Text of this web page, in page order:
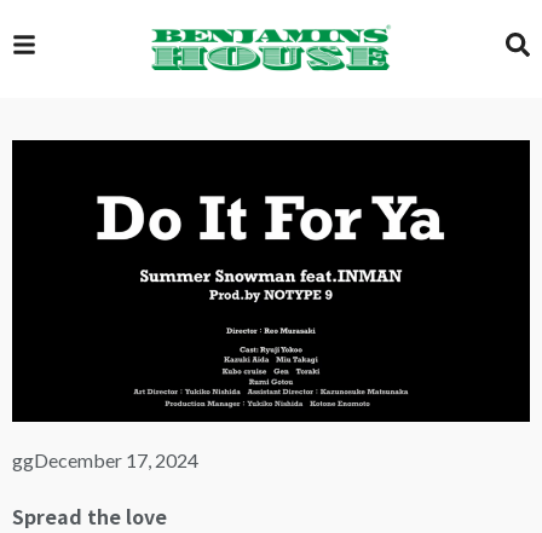
EXCLUSIVE
GLOBAL
VIDEOS
GALLERY
ggDecember 17, 2024
Spread the love